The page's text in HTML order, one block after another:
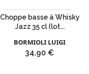
Choppe basse à Whisky
Jazz 35 cl (lot...
BORMIOLI LUIGI
Prix
34,90 €